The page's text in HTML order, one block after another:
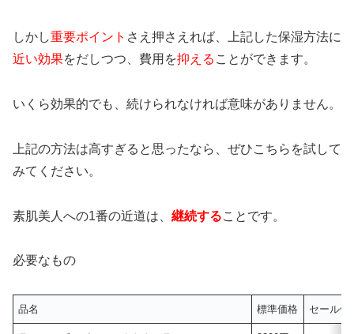
しかし重要ポイント さえ押さえれば、上記した保湿方法に
近い効果をだしつつ、費用を抑える ことができます。
いくら効果的でも、続けられなければ意味がありません。
上記の方法は高すぎると思ったなら、ぜひこちらを試して
みてください。
素肌美人への1番の近道は、 継続することです。
必要なもの
品名 標準価格 セール価